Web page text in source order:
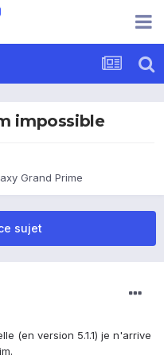
impossible
Grand Prime
sujet
(en version 5.1.1) je n'arrive